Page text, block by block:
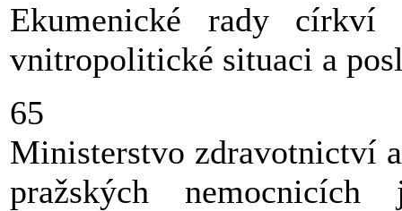
Ekumenické rady
vnitropolitické situaci a
65
Ministerstvo zdravotnictví
pražských